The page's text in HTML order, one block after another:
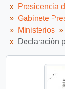
Presidencia
Gabinete
Ministerios
Declaración